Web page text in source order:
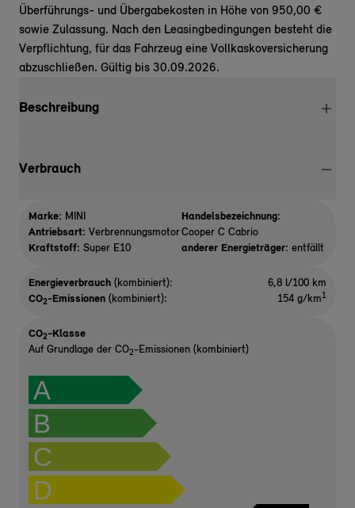
Überführungs- und Übergabekosten in Höhe von 950,00 €
sowie Zulassung. Nach den Leasingbedingungen besteht die
Verpflichtung, für das Fahrzeug eine Vollkaskoversicherung
abzuschließen. Gültig bis 30.09.2026.
Beschreibung
Verbrauch
Marke: MINI
Antriebsart: Verbrennungsmotor
Kraftstoff: Super E10
Handelsbezeichnung:
Cooper C Cabrio
anderer Energieträger: entfällt
Energieverbrauch (kombiniert):
6,8 l/100 km
CO2-Emissionen (kombiniert): 154 g/km1
CO2-Klasse
Auf Grundlage der CO2-Emissionen (kombiniert)
A
B
C
D